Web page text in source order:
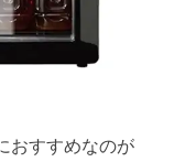
おすすめなのが